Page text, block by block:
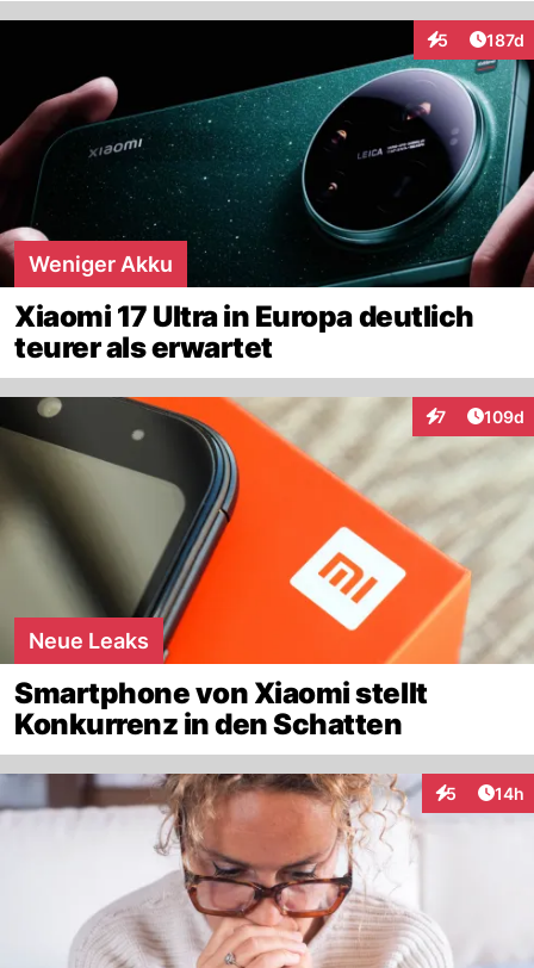
5
Interaktionen
187d
Weniger Akku
Xiaomi 17 Ultra in Europa deutlich
teurer als erwartet
7
Interaktionen
109d
Neue Leaks
Smartphone von Xiaomi stellt
Konkurrenz in den Schatten
5
Interaktionen
14h